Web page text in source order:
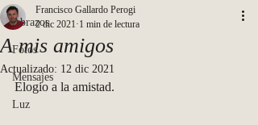
Abrazos
Fotos
Mensajes
Luz
A mis amigos
Francisco Gallardo Perogi
2 dic 2021 1 min de lectura
Actualizado: 12 dic 2021
Elogio a la amistad.